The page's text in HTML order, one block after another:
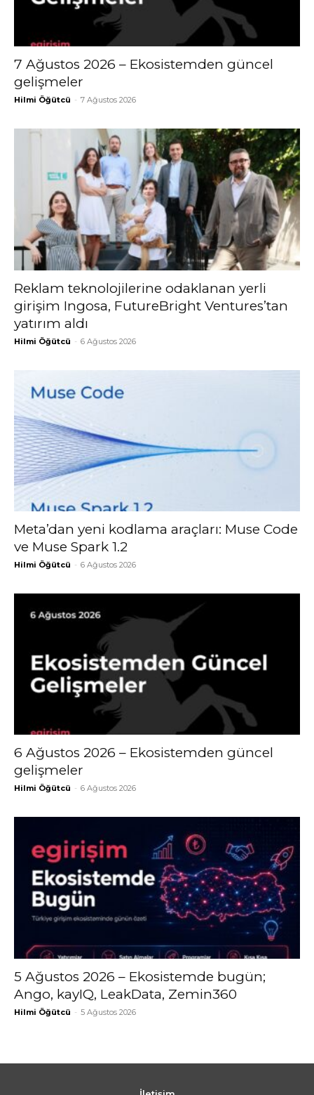
7 Ağustos 2026 – Ekosistemden güncel
gelişmeler
Hilmi Öğütcü - 7 Ağustos 2026
Reklam teknolojilerine odaklanan yerli
girişim Ingosa, FutureBright Ventures’tan
yatırım aldı
Hilmi Öğütcü - 6 Ağustos 2026
Meta’dan yeni kodlama araçları: Muse Code
ve Muse Spark 1.2
Hilmi Öğütcü - 6 Ağustos 2026
6 Ağustos 2026 – Ekosistemden güncel
gelişmeler
Hilmi Öğütcü - 6 Ağustos 2026
5 Ağustos 2026 – Ekosistemde bugün;
Ango, kayIQ, LeakData, Zemin360
Hilmi Öğütcü - 5 Ağustos 2026